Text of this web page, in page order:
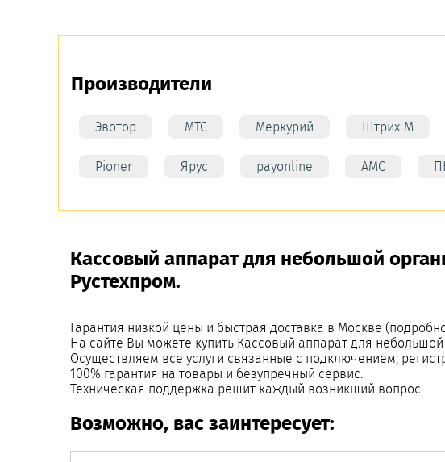
Производители
Эвотор МТС Меркурий Штрих-М
Pioner Ярус payonline АМС
Кассовый аппарат для небольшой
Рустехпром.
Гарантия низкой цены и быстрая доставка в Москве
На сайте Вы можете купить Кассовый аппарат для
Осуществляем все услуги связанные с подключением,
100% гарантия на товары и безупречный сервис.
Техническая поддержка решит каждый возникший вопрос.
Возможно, вас заинтересует: